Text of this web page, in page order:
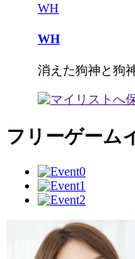
WH
WH
消えた狗神と狗
フリーゲーム